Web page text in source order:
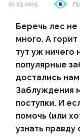
02.03.2025
Беречь лес не
много. А
тут уж ничего
популярные
достались
Заблуждения
поступки. И
помочь (или
узнать правду